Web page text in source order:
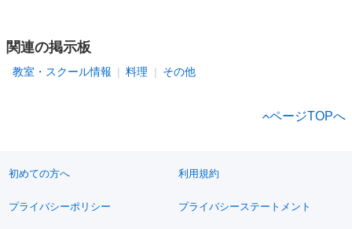
関連の掲示板
教室・スクール情報 料理 その他
ページTOPへ
初めての方へ 利用規約
プライバシーポリシー プライバシーステートメント